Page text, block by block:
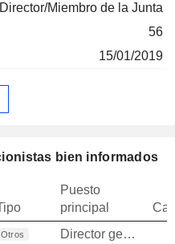
Director/Miembro de la Junta
56
15/01/2019
bien informados
Puesto
principal
Otros
Director general